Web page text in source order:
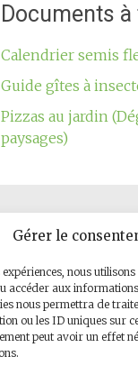
Gérer le
nous utilisons
accéder aux
nous permettra de
ou les ID uniques sur
peut avoir un effet
Documents
Calendrier semis
Guide gîtes à
Pizzas au jardin
paysages)
Notre page